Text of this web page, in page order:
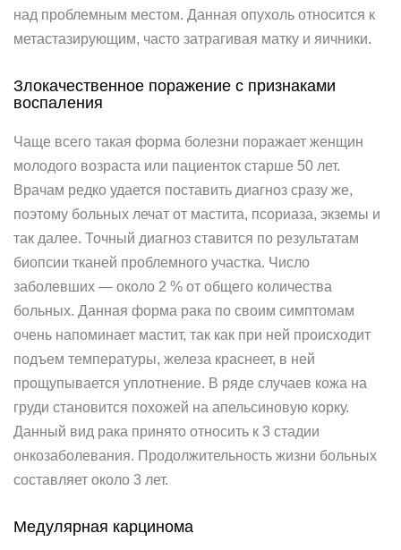
над проблемным местом. Данная опухоль относится к
метастазирующим, часто затрагивая матку и яичники.
Злокачественное поражение с признаками
воспаления
Чаще всего такая форма болезни поражает женщин
молодого возраста или пациенток старше 50 лет.
Врачам редко удается поставить диагноз сразу же,
поэтому больных лечат от мастита, псориаза, экземы и
так далее. Точный диагноз ставится по результатам
биопсии тканей проблемного участка. Число
заболевших — около 2 % от общего количества
больных. Данная форма рака по своим симптомам
очень напоминает мастит, так как при ней происходит
подъем температуры, железа краснеет, в ней
прощупывается уплотнение. В ряде случаев кожа на
груди становится похожей на апельсиновую корку.
Данный вид рака принято относить к 3 стадии
онкозаболевания. Продолжительность жизни больных
составляет около 3 лет.
Медулярная карцинома